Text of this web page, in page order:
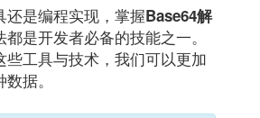
还是编程实现，掌握Base64解
是开发者必备的技能之一。
些工具与技术，我们可以更加
据。